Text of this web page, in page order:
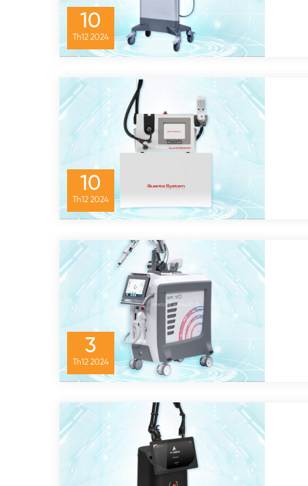
10
Th12 2024
10
Th12 2024
3
Th12 2024